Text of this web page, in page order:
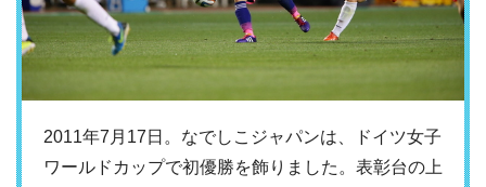
2011年7月17日。なでしこジャパンは、ドイツ女子
ワールドカップで初優勝を飾りました。表彰台の上